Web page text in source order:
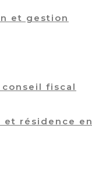
et gestion
fiscal
et résidence en